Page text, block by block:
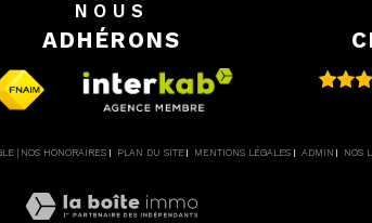
NOUS
ADHÉRONS
| NOS HONORAIRES PLAN DU SITE MENTIONS LÉGALES ADMIN NOS